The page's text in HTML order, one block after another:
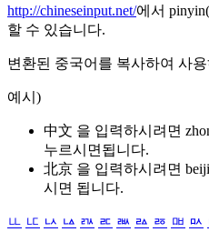
http://chineseinput.net/에서
할 수 있습니다.
변환된 중국어를 복사하여 사
예시)
中文 을 입력하시려면
누르시면됩니다.
北京 을 입력하시려면
시면 됩니다.
ㅥ ㅦ ㅧ ㅨ ㅩ ㅪ ㅫ ㅬ ㅭ ㅮ ㅯ